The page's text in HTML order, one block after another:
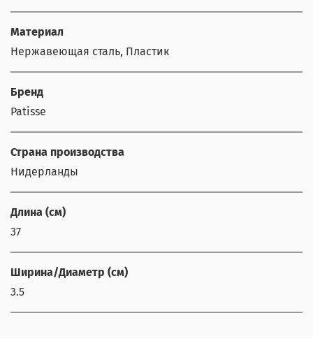
Материал
Нержавеющая сталь, Пластик
Бренд
Patisse
Страна производства
Нидерланды
Длина (см)
37
Ширина/Диаметр (см)
3.5